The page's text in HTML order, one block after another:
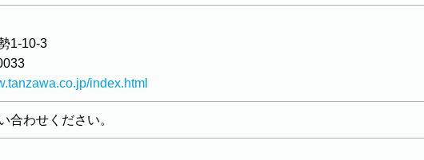
1-10-3
index.html
合わせください。